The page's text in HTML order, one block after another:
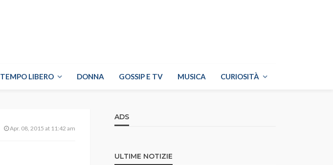
TEMPO LIBERO DONNA GOSSIP E TV MUSICA CURIOSITÀ
Apr. 08, 2015 at 11:42 am
ADS
ULTIME NOTIZIE